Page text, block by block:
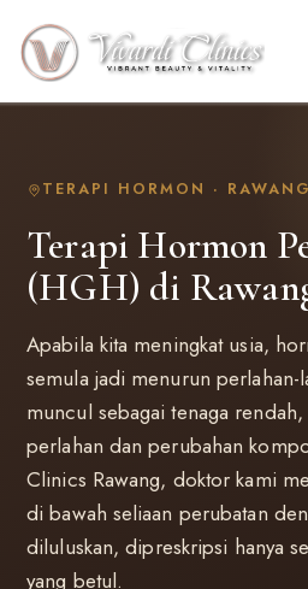
TERAPI HORMON ·
Terapi Hormon
(HGH) di
Apabila kita meningkat usia,
semula jadi menurun perlahan-
muncul sebagai tenaga
perlahan dan perubahan
Clinics Rawang, doktor kami
di bawah seliaan perubatan
diluluskan, dipreskripsi hanya
yang betul.